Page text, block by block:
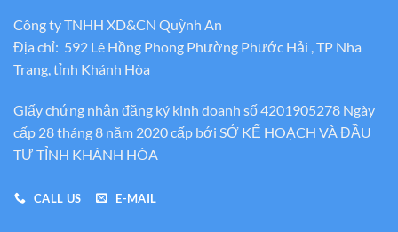
Công ty TNHH XD&CN Quỳnh An
Địa chỉ: 592 Lê Hồng Phong Phường Phước Hải , TP Nha
Trang, tỉnh Khánh Hòa
Giấy chứng nhận đăng ký kinh doanh số 4201905278 Ngày
cấp 28 tháng 8 năm 2020 cấp bới SỞ KẾ HOẠCH VÀ ĐẦU
TƯ TỈNH KHÁNH HÒA
CALL US E-MAIL